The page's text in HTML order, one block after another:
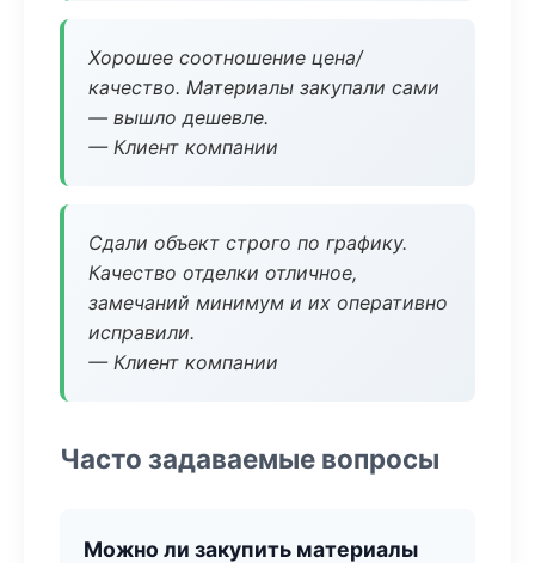
Хорошее соотношение цена/
качество. Материалы закупали сами
— вышло дешевле.
— Клиент компании
Сдали объект строго по графику.
Качество отделки отличное,
замечаний минимум и их оперативно
исправили.
— Клиент компании
Часто задаваемые вопросы
Можно ли закупить материалы